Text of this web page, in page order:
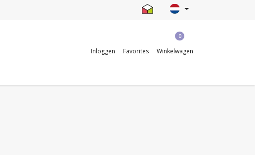
Inloggen Favorites
0
Winkelwagen